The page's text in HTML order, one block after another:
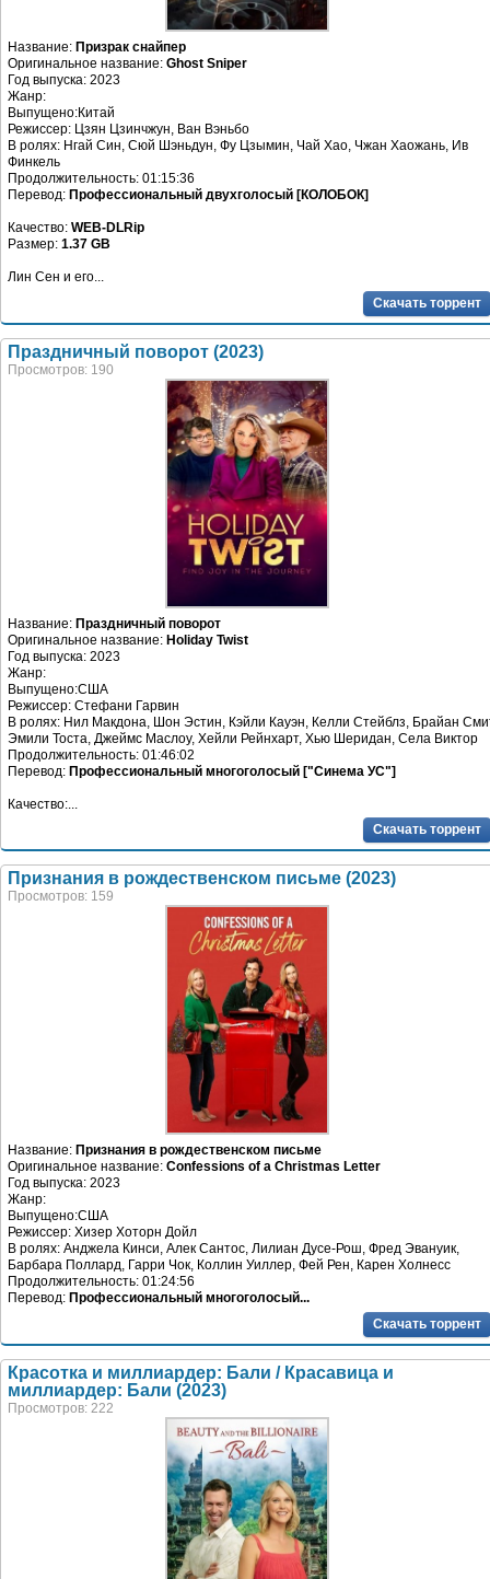
Название: Призрак снайпер
Оригинальное название: Ghost Sniper
Год выпуска: 2023
Жанр:
Выпущено:Китай
Режиссер: Цзян Цзинчжун, Ван Вэньбо
В ролях: Нгай Син, Сюй Шэньдун, Фу Цзымин, Чай Хао, Чжан Хаожань, Ив
Финкель
Продолжительность: 01:15:36
Перевод: Профессиональный двухголосый [КОЛОБОК]
Качество: WEB-DLRip
Размер: 1.37 GB
Лин Сен и его...
Скачать торрент
Праздничный поворот (2023)
Просмотров: 190
Название: Праздничный поворот
Оригинальное название: Holiday Twist
Год выпуска: 2023
Жанр:
Выпущено:США
Режиссер: Стефани Гарвин
В ролях: Нил Макдона, Шон Эстин, Кэйли Кауэн, Келли Стейблз, Брайан
Эмили Тоста, Джеймс Маслоу, Хейли Рейнхарт, Хью Шеридан, Села Виктор
Продолжительность: 01:46:02
Перевод: Профессиональный многоголосый ["Синема УС"]
Качество:...
Скачать торрент
Признания в рождественском письме (2023)
Просмотров: 159
Название: Признания в рождественском письме
Оригинальное название: Confessions of a Christmas Letter
Год выпуска: 2023
Жанр:
Выпущено:США
Режиссер: Хизер Хоторн Дойл
В ролях: Анджела Кинси, Алек Сантос, Лилиан Дусе-Рош, Фред Эвануик,
Барбара Поллард, Гарри Чок, Коллин Уиллер, Фей Рен, Карен Холнесс
Продолжительность: 01:24:56
Перевод: Профессиональный многоголосый...
Скачать торрент
Красотка и миллиардер: Бали / Красавица и
миллиардер: Бали (2023)
Просмотров: 222